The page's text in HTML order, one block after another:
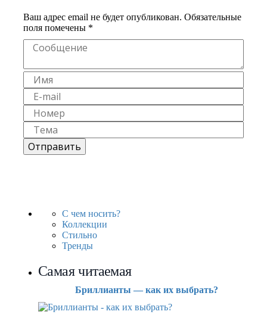
Ваш адрес email не будет опубликован. Обязательные
поля помечены *
С чем носить?
Коллекции
Стильно
Тренды
Самая читаемая
Бриллианты — как их выбрать?